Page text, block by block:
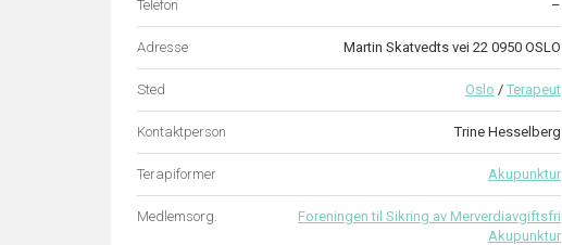
Telefon –
Adresse Martin Skatvedts vei 22 0950 OSLO
Sted Oslo / Terapeut
Kontaktperson Trine Hesselberg
Terapiformer Akupunktur
Medlemsorg.
Foreningen til Sikring av Merverdiavgiftsfri
Akupunktur